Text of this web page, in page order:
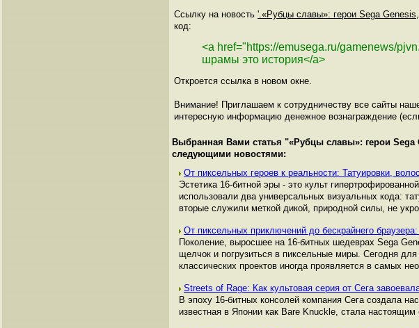
Ссылку на новость '.«Рубцы славы»: герои Sega
код:
<a href="https://emusega.ru/gamenews/
шрамы это история</a>
Откроется ссылка в новом окне.
Внимание! Приглашаем к сотрудничеству все сайты
интересную информацию денежное вознаграждение
Выбранная Вами статья "«Рубцы славы»: герои
следующими новостями:
От пиксельных героев к реальности: Татуировки,
Эстетика 16-битной эры - это культ
использовали два универсальных визуальных кода:
вторые служили меткой дикой, природной силы, не
От пиксельных приключений до бескрайнего
Поколение, выросшее на 16-битных шедеврах Sega
щелчок и погрузиться в пиксельные миры. Сегодня
классических проектов иногда проявляется в самых
Streets of Rage: Как культовая серия от Сега
В эпоху 16-битных консолей компания Сега создала
известная в Японии как Bare Knuckle, стала